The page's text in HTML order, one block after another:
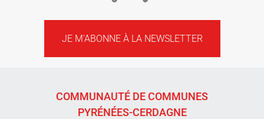
JE M'ABONNE À LA NEWSLETTER
COMMUNAUTÉ DE COMMUNES
PYRÉNÉES-CERDAGNE